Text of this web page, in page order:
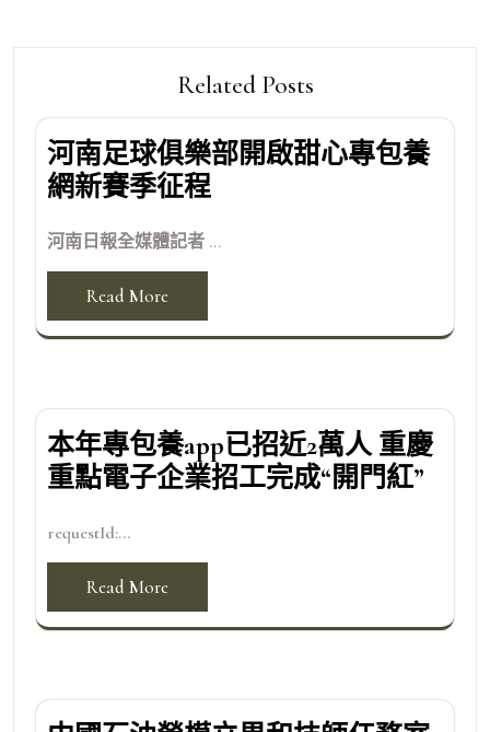
Related Posts
河南足球俱樂部開啟甜心專包養
網新賽季征程
河南日報全媒體記者 ...
Read More
本年專包養app已招近2萬人 重慶
重點電子企業招工完成“開門紅”
requestId:...
Read More